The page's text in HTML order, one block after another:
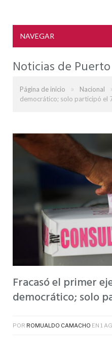
NAVEGAR
Noticias de
Página de inicio » Nacional
democrático; solo participó el
Fracasó el primer
democrático; solo
POR ROMUALDO CAMACHO EN 1